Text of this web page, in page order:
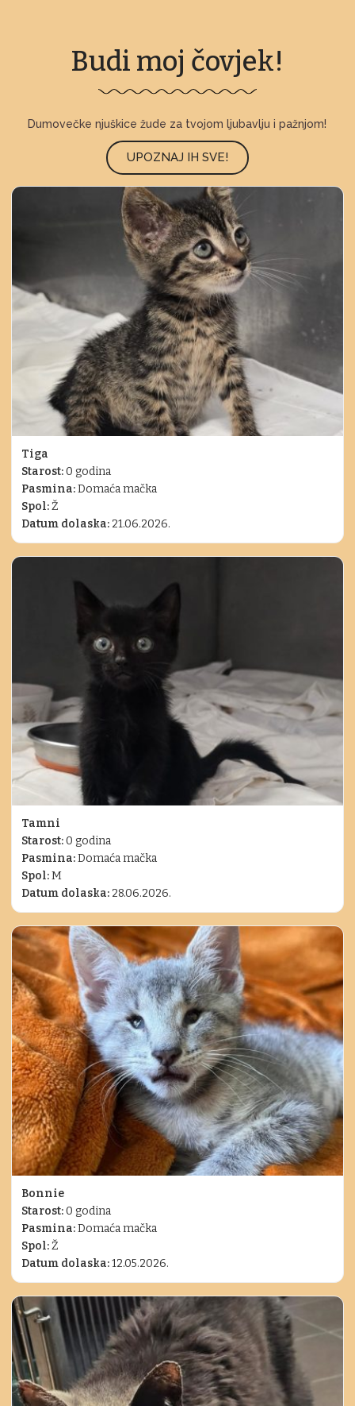
Budi moj čovjek!
Dumovečke njuškice žude za tvojom ljubavlju i pažnjom!
UPOZNAJ IH SVE!
Tiga
Starost:0 godina
Pasmina:Domaća mačka
Spol:Ž
Datum dolaska: 21.06.2026.
Tamni
Starost:0 godina
Pasmina:Domaća mačka
Spol:M
Datum dolaska: 28.06.2026.
Bonnie
Starost:0 godina
Pasmina:Domaća mačka
Spol:Ž
Datum dolaska:12.05.2026.